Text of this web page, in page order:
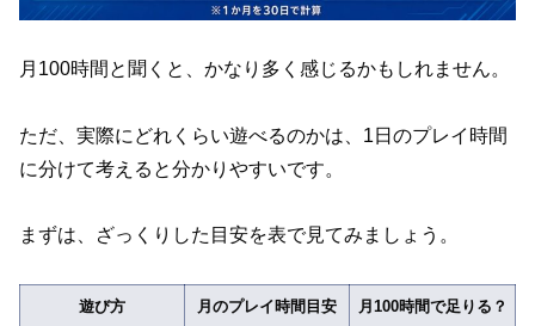
月100時間と聞くと、かなり多く感じるかもしれません。
ただ、実際にどれくらい遊べるのかは、1日のプレイ時間
に分けて考えると分かりやすいです。
まずは、ざっくりした目安を表で見てみましょう。
遊び方 月のプレイ時間目安 月100時間で足りる？